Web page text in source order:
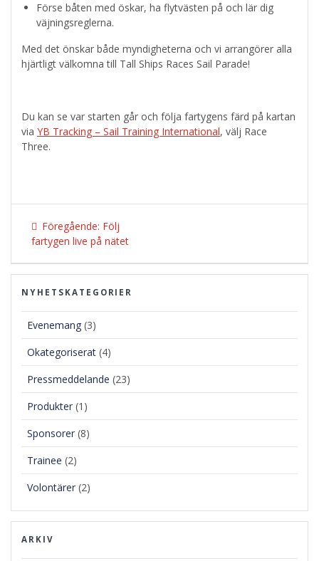
Förse båten med öskar, ha flytvästen på och lär dig
väjningsreglerna.
Med det önskar både myndigheterna och vi arrangörer alla
hjärtligt välkomna till Tall Ships Races Sail Parade!
Du kan se var starten går och följa fartygens färd på kartan
via YB Tracking – Sail Training International, välj Race
Three.
Inläggsnavigering
Föregående: Föregående
inlägg:
Följ
fartygen live på nätet
NYHETSKATEGORIER
Evenemang (3)
Okategoriserat (4)
Pressmeddelande (23)
Produkter (1)
Sponsorer (8)
Trainee (2)
Volontärer (2)
ARKIV